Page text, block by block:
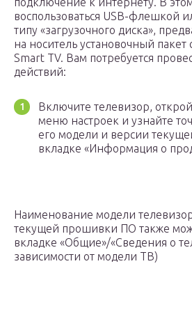
воспользоваться USB-флешкой
типу «загрузочного диска»,
на носитель установочный
Smart TV. Вам потребуется
действий:
Включите телевизор,
меню настроек и узнайте
его модели и версии
вкладке «Информация о
Наименование модели
текущей прошивки ПО также
вкладке «Общие»/«Сведения о
зависимости от модели ТВ)